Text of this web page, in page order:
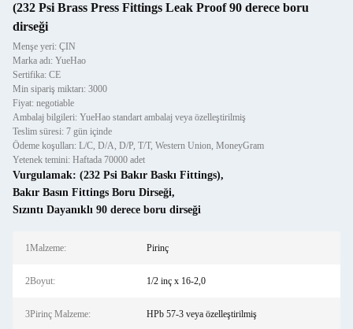
(232 Psi Brass Press Fittings Leak Proof 90 derece boru
dirseği
Menşe yeri: ÇIN
Marka adı: YueHao
Sertifika: CE
Min sipariş miktarı: 3000
Fiyat: negotiable
Ambalaj bilgileri: YueHao standart ambalaj veya özelleştirilmiş
Teslim süresi: 7 gün içinde
Ödeme koşulları: L/C, D/A, D/P, T/T, Western Union, MoneyGram
Yetenek temini: Haftada 70000 adet
Vurgulamak: (232 Psi Bakır Baskı Fittings),
Bakır Basın Fittings Boru Dirseği,
Sızıntı Dayanıklı 90 derece boru dirseği
1Malzeme: Pirinç
2Boyut: 1/2 inç x 16-2,0
3Pirinç Malzeme: HPb 57-3 veya özelleştirilmiş